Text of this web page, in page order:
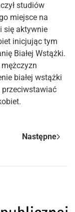
studiów
miejsce na
się aktywnie
inicjując tym
Białej Wstążki.
białej wstążki
Następne